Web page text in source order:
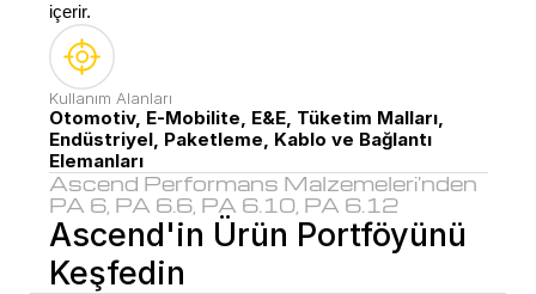
içerir.
Kullanım Alanları
Otomotiv, E-Mobilite, E&E, Tüketim Malları,
Endüstriyel, Paketleme, Kablo ve Bağlantı
Elemanları
Ascend Performans Malzemeleri'nden
PA 6, PA 6.6, PA 6.10, PA 6.12
Ascend'in Ürün Portföyünü
Keşfedin